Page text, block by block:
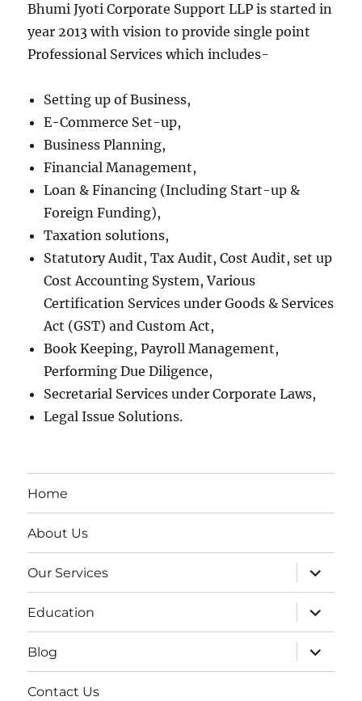
Bhumi Jyoti Corporate Support LLP is started in
year 2013 with vision to provide single point
Professional Services which includes-
Setting up of Business,
E-Commerce Set-up,
Business Planning,
Financial Management,
Loan & Financing (Including Start-up &
Foreign Funding),
Taxation solutions,
Statutory Audit, Tax Audit, Cost Audit, set up
Cost Accounting System, Various
Certification Services under Goods & Services
Act (GST) and Custom Act,
Book Keeping, Payroll Management,
Performing Due Diligence,
Secretarial Services under Corporate Laws,
Legal Issue Solutions.
Home
About Us
Our Services
expand
child
menu
Education
expand
child
menu
Blog
expand
child
menu
Contact Us